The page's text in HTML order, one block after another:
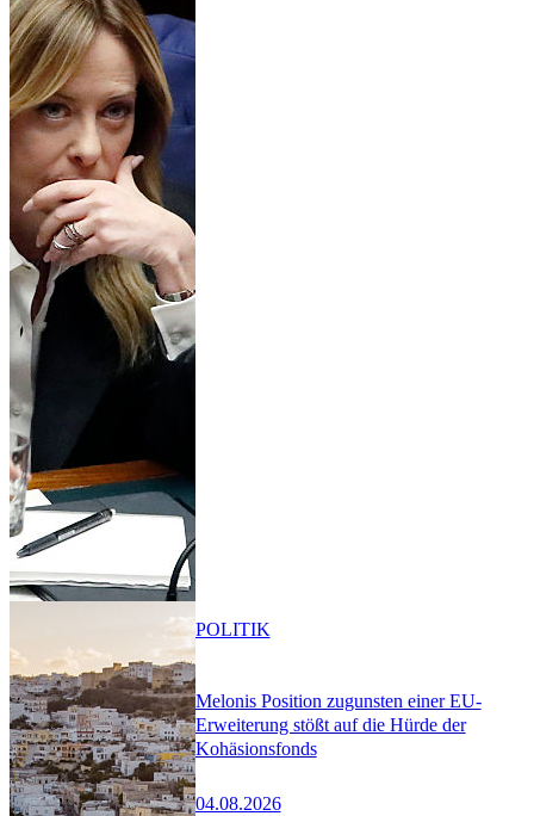
Melonis Position zugunsten einer EU-
Erweiterung stößt auf die Hürde der
Kohäsionsfonds
04.08.2026
POLITIK